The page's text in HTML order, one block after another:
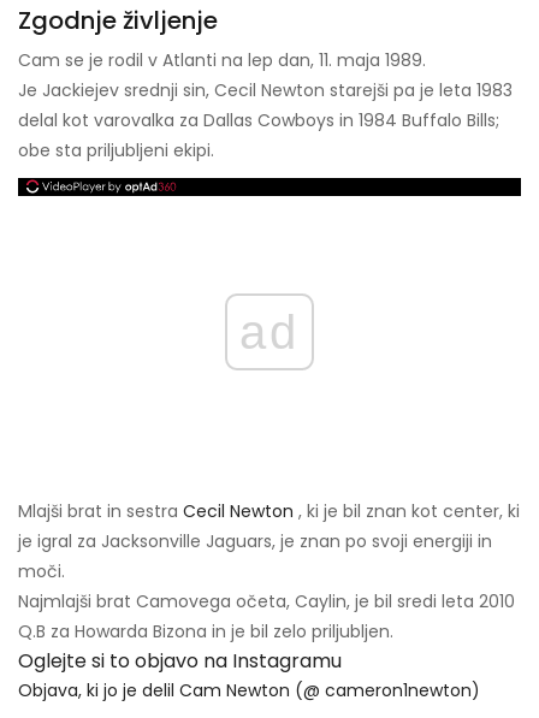
Zgodnje življenje
Cam se je rodil v Atlanti na lep dan, 11. maja 1989.
Je Jackiejev srednji sin, Cecil Newton starejši pa je leta 1983
delal kot varovalka za Dallas Cowboys in 1984 Buffalo Bills;
obe sta priljubljeni ekipi.
ad
Mlajši brat in sestra Cecil Newton , ki je bil znan kot center, ki
je igral za Jacksonville Jaguars, je znan po svoji energiji in
moči.
Najmlajši brat Camovega očeta, Caylin, je bil sredi leta 2010
Q.B za Howarda Bizona in je bil zelo priljubljen.
Oglejte si to objavo na Instagramu
Objava, ki jo je delil Cam Newton (@ cameron1newton)